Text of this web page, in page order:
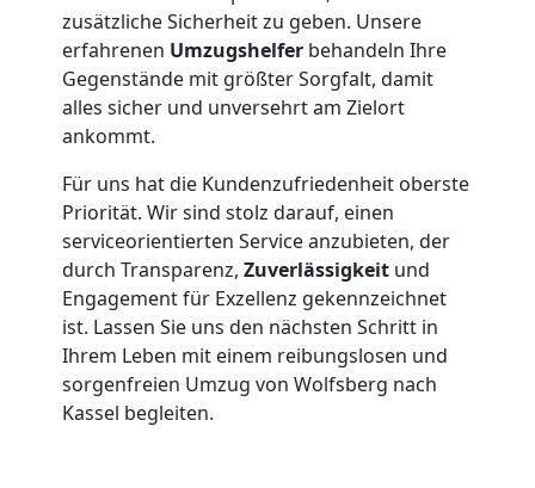
zusätzliche Sicherheit zu geben. Unsere
erfahrenen Umzugshelfer behandeln Ihre
Gegenstände mit größter Sorgfalt, damit
alles sicher und unversehrt am Zielort
ankommt.
Für uns hat die Kundenzufriedenheit oberste
Priorität. Wir sind stolz darauf, einen
serviceorientierten Service anzubieten, der
durch Transparenz, Zuverlässigkeit und
Engagement für Exzellenz gekennzeichnet
ist. Lassen Sie uns den nächsten Schritt in
Ihrem Leben mit einem reibungslosen und
sorgenfreien Umzug von Wolfsberg nach
Kassel begleiten.
Möbeltransport
Wolfsberg
Beiladung
Wolfsberg
Mini
Umzug